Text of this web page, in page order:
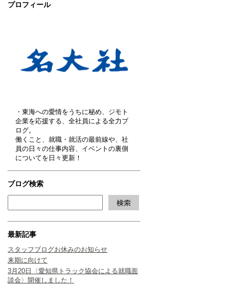
プロフィール
・東海への愛情をうちに秘め、ジモト
企業を応援する、全社員による全力ブ
ログ。
働くこと、就職・就活の最前線や、社
員の日々の仕事内容、イベントの裏側
についてを日々更新！
ブログ検索
最新記事
スタッフブログお休みのお知らせ
来期に向けて
3月20日〈愛知県トラック協会による就職面
談会〉開催しました！